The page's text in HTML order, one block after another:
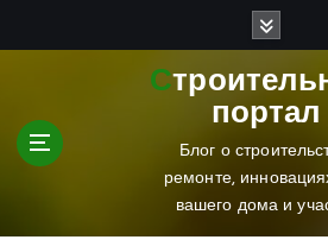
Строительный
портал
Блог о
ремонте,
вашего дома и